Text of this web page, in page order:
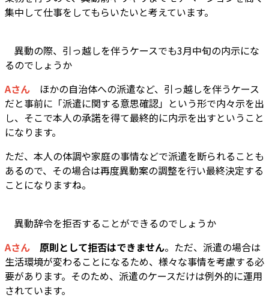
集中して仕事をしてもらいたいと考えています。
―― 異動の際、引っ越しを伴うケースでも3月中旬の内示にな
るのでしょうか
Aさん ほかの自治体への派遣など、引っ越しを伴うケース
だと事前に「派遣に関する意思確認」という形で内々示を出
し、そこで本人の承諾を得て最終的に内示を出すということ
になります。
ただ、本人の体調や家庭の事情などで派遣を断られることも
あるので、その場合は再度異動案の調整を行い最終決定する
ことになりますね。
―― 異動辞令を拒否することができるのでしょうか
Aさん
原則として拒否はできません。ただ、派遣の場合は
生活環境が変わることになるため、様々な事情を考慮する必
要があります。そのため、派遣のケースだけは例外的に運用
されています。